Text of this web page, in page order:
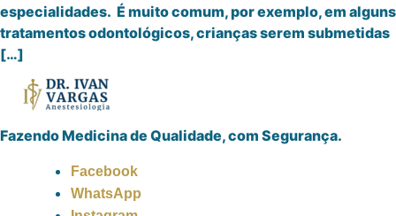
especialidades. É muito comum, por exemplo, em alguns
tratamentos odontológicos, crianças serem submetidas
[…]
Fazendo Medicina de Qualidade, com Segurança.
Facebook
WhatsApp